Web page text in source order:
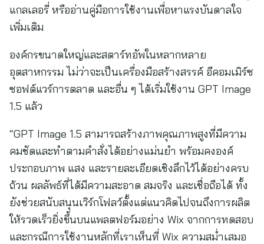
แกลเลอรี่ หรืออ่านคู่มือการใช้งานเพื่อหาแรงบันดาลใจ
เพิ่มเติม
องค์กรขนาดใหญ่และสตาร์ทอัพในหลากหลาย
อุตสาหกรรม ไม่ว่าจะเป็นเครื่องมือสร้างสรรค์ อีคอมเมิร์ซ
ซอฟต์แวร์การตลาด และอื่น ๆ ได้เริ่มใช้งาน GPT Image
1.5 แล้ว
“GPT Image 1.5 สามารถสร้างภาพคุณภาพสูงที่มีความ
คมชัดและทำตามคำสั่งได้อย่างแม่นยำ พร้อมคงองค์
ประกอบภาพ แสง และรายละเอียดเชิงลึกไว้ได้อย่างครบ
ถ้วน ผลลัพธ์ที่ได้มีความสะอาด สมจริง และเชื่อถือได้ ทั้ง
ยังช่วยสนับสนุนเวิร์กโฟลว์ตั้งแต่แนวคิดไปจนถึงการผลิต
ให้รวดเร็วยิ่งขึ้นบนแพลตฟอร์มอย่าง Wix จากการทดสอบ
และกรณีการใช้งานหลักที่เราเห็นที่ Wix ความสม่ำเสมอ